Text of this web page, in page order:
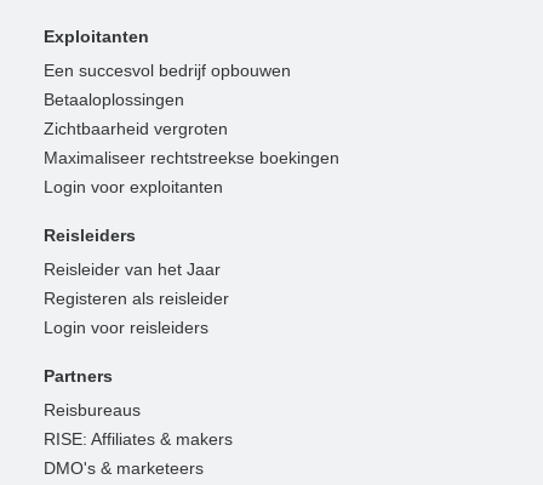
Exploitanten
Een succesvol bedrijf opbouwen
Betaaloplossingen
Zichtbaarheid vergroten
Maximaliseer rechtstreekse boekingen
Login voor exploitanten
Reisleiders
Reisleider van het Jaar
Registeren als reisleider
Login voor reisleiders
Partners
Reisbureaus
RISE: Affiliates & makers
DMO's & marketeers